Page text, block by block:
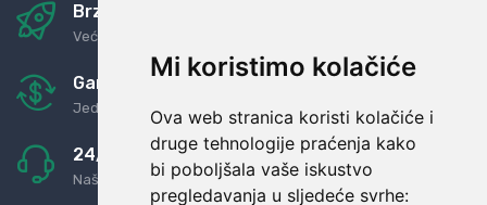
Mi koristimo kolačiće
Ova web stranica koristi kolačiće i
druge tehnologije praćenja kako
bi poboljšala vaše iskustvo
pregledavanja u sljedeće svrhe:
Brza i sigurna dostava
Već za nekoliko dana kod vas
Garancija u povrat novaca
Jednostavno pravilo: Roba za novac
24/7 odlična podrška
Naši agenti uvijek na raspolaganju